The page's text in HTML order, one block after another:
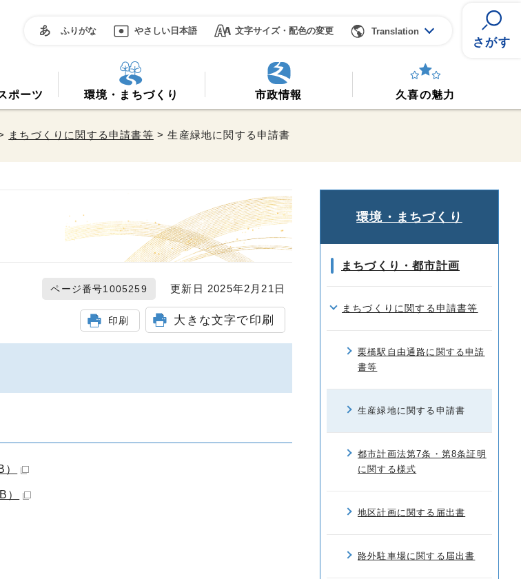
ふりがな やさしい日本語 文字サイズ・配色の変更 Translation
さがす
ポーツ 環境・まちづくり 市政情報 久喜の魅力
まちづくりに関する申請書等 > 生産緑地に関する申請書
ページ番号1005259 更新日 2025年2月21日
印刷 大きな文字で印刷
環境・まちづくり
まちづくり・都市計画
まちづくりに関する申請書等
栗橋駅自由通路に関する申請
書等
生産緑地に関する申請書
都市計画法第7条・第8条証明
に関する様式
地区計画に関する届出書
路外駐車場に関する届出書